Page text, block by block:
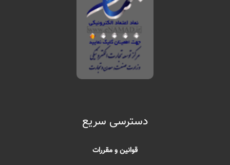
دسترسی سریع
قوانین و مقررات